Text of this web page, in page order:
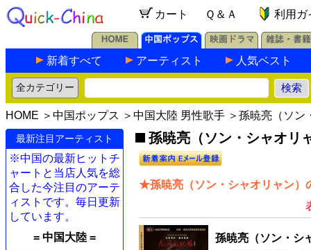
カート Ｑ＆Ａ 利用ガ
新着すべて アーティスト 人気ベスト
HOME ＞ 中国ポップス ＞ 中国大陸 男性歌手 ＞孫暁亮（ソン
最新注目アーティスト
※中国の最新ヒットチ
ャートと当店人気を総
合した今注目のアーテ
ィストです。毎日更新
しています。
= 中国大陸 =
孫暁亮（ソン・シャオリ
★孫暁亮（ソン・シャオリャン）
孫暁亮（ソン・シ